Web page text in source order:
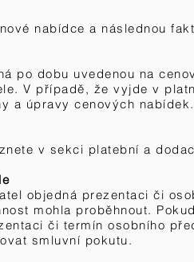
nabídce a následnou
po dobu uvedenou na
V případě, že vyjde v
a úpravy cenových nabídek.
v sekci platební a
objedná prezentaci či
mohla proběhnout.
či termín osobního
smluvní pokutu.